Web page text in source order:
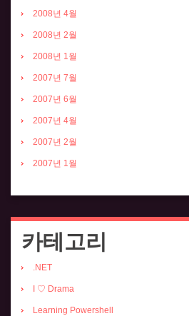
2008년 4월
2008년 2월
2008년 1월
2007년 7월
2007년 6월
2007년 4월
2007년 2월
2007년 1월
카테고리
.NET
I ♡ Drama
Learning Powershell